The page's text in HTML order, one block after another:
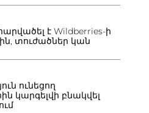
է Wildberries-ի
տուժածներ կան
ունեցող
կարգելվի բնակվել